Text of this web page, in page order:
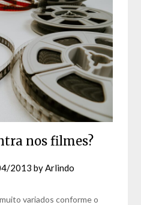
nos filmes?
2013 byArlindo
variados conforme o